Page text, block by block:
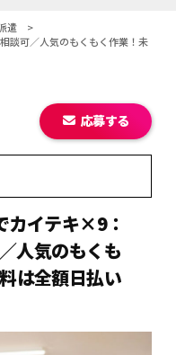
遣>
談可／人気のもくもく作業！未
カイテキ×9：
人気のもくも
は全額日払い
応募する